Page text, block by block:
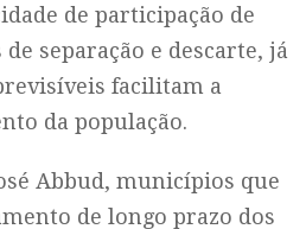
de participação de
separação e descarte, já
facilitam a
da população.
Abbud, municípios que
de longo prazo dos